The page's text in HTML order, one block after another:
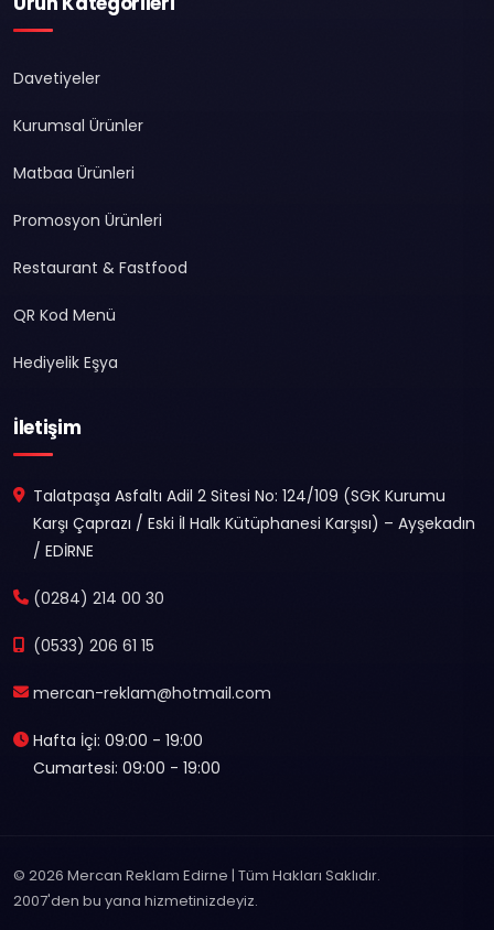
Davetiyeler
Kurumsal Ürünler
Matbaa Ürünleri
Promosyon Ürünleri
Restaurant & Fastfood
QR Kod Menü
Hediyelik Eşya
İletişim
Talatpaşa Asfaltı Adil 2 Sitesi No: 124/109 (SGK Kurumu
Karşı Çaprazı / Eski İl Halk Kütüphanesi Karşısı) – Ayşekadın
/ EDİRNE
(0284) 214 00 30
(0533) 206 61 15
mercan-reklam@hotmail.com
Hafta İçi: 09:00 - 19:00
Cumartesi: 09:00 - 19:00
© 2026 Mercan Reklam Edirne | Tüm Hakları Saklıdır.
2007'den bu yana hizmetinizdeyiz.